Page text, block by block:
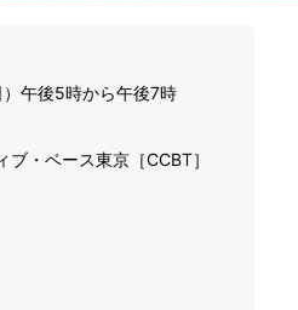
午後5時から午後7時
・ベース東京［CCBT］